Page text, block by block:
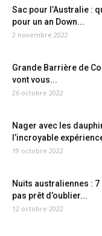
Sac pour l’Australie :
pour un an Down...
2 novembre 2022
Grande Barrière de
vont vous...
26 octobre 2022
Nager avec les
l’incroyable
19 octobre 2022
Nuits australiennes : 7
pas prêt d’oublier...
12 octobre 2022